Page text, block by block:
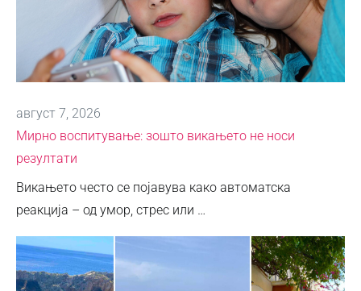
август 7, 2026
Мирно воспитување: зошто викањето не носи
резултати
Викањето често се појавува како автоматска
реакција – од умор, стрес или …